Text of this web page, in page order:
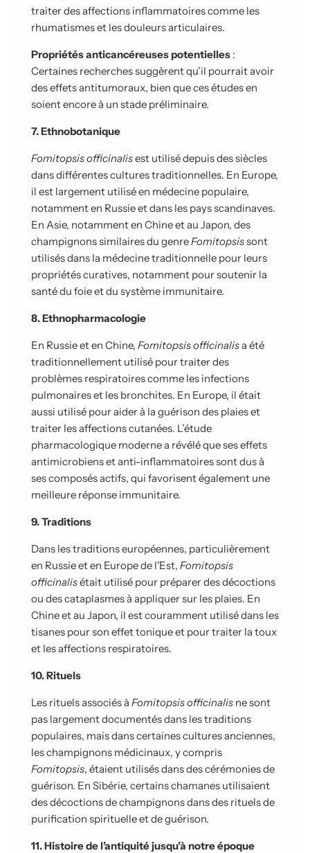
traiter des affections inflammatoires comme les
rhumatismes et les douleurs articulaires.
Propriétés anticancéreuses potentielles :
Certaines recherches suggèrent qu’il pourrait avoir
des effets antitumoraux, bien que ces études en
soient encore à un stade préliminaire.
7. Ethnobotanique
Fomitopsis officinalisest utilisé depuis des siècles
dans différentes cultures traditionnelles. En Europe,
il est largement utilisé en médecine populaire,
notamment en Russie et dans les pays scandinaves.
En Asie, notamment en Chine et au Japon, des
champignons similaires du genreFomitopsissont
utilisés dans la médecine traditionnelle pour leurs
propriétés curatives, notamment pour soutenir la
santé du foie et du système immunitaire.
8. Ethnopharmacologie
En Russie et en Chine, Fomitopsis officinalisa été
traditionnellement utilisé pour traiter des
problèmes respiratoires comme les infections
pulmonaires et les bronchites. En Europe, il était
aussi utilisé pour aider à la guérison des plaies et
traiter les affections cutanées. L’étude
pharmacologique moderne a révélé que ses effets
antimicrobiens et anti-inflammatoires sont dus à
ses composés actifs, qui favorisent également une
meilleure réponse immunitaire.
9. Traditions
Dans les traditions européennes, particulièrement
en Russie et en Europe de l'Est, Fomitopsis
officinalisétait utilisé pour préparer des décoctions
ou des cataplasmes à appliquer sur les plaies. En
Chine et au Japon, il est couramment utilisé dans les
tisanes pour son effet tonique et pour traiter la toux
et les affections respiratoires.
10. Rituels
Les rituels associés à Fomitopsis officinalis ne sont
pas largement documentés dans les traditions
populaires, mais dans certaines cultures anciennes,
les champignons médicinaux, y compris
Fomitopsis, étaient utilisés dans des cérémonies de
guérison. En Sibérie, certains chamanes utilisaient
des décoctions de champignons dans des rituels de
purification spirituelle et de guérison.
11. Histoire de l’antiquité jusqu’à notre époque